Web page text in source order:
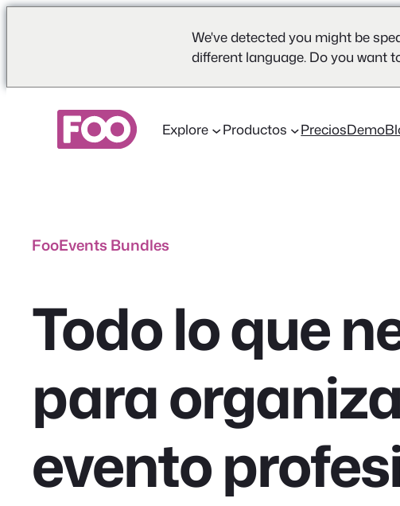
We've detected you might be
different language. Do you want
contenido
Explore Productos PreciosDemo
FooEvents Bundles
Todo lo que
para
evento